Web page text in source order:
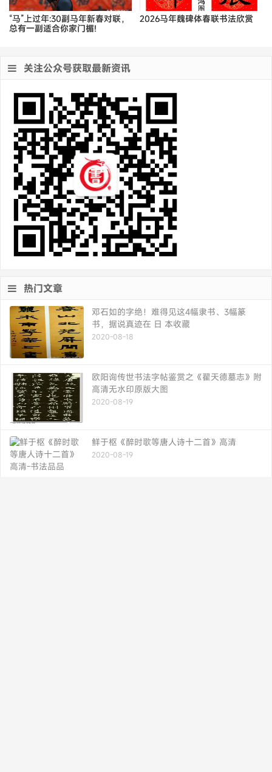
“马”上过年:30副马年新春对联，
总有一副适合你家门楣!
2026马年魏碑体春联书法欣赏
关注公众号获取最新资讯
热门文章
邓石如的字绝！难得见这4幅隶书、3幅篆
书，据说真迹在 日 本收藏
2020-08-18
欧阳询传世书法字帖鉴赏之《翟天德墓志》附
高清无水印原版大图
2020-08-19
鲜于枢《醉时歌等唐人诗十二首》高清
2020-08-19